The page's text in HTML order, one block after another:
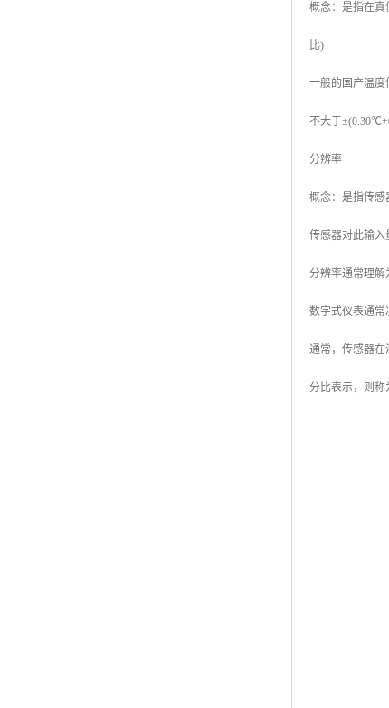
概念：是指在
比)
一般的国产温度
不大于
分辨率
概念：是指传感
传感器对此输入
分辨率通常理解
数字式仪表通常
通常，传感器在
分比表示，则称